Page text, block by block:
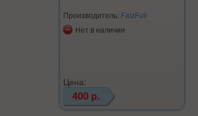
Производитель: FaizFull
Нет в наличии
Цена:
400 р.